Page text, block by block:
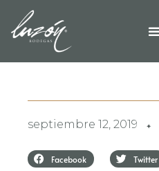
septiembre 12, 2019 ✦
Facebook Twitter